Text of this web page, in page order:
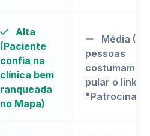
Alta
(Paciente
confia na
clínica bem
ranqueada
no Mapa)
Média (As
pessoas
costumam
pular o link